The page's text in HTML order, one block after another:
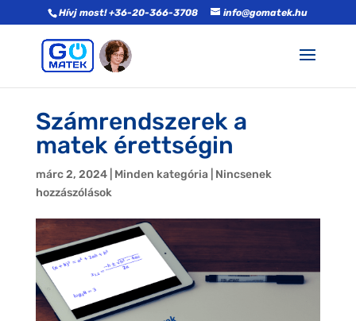
Hívj most! +36-20-366-3708 info@gomatek.hu
Számrendszerek a
matek érettségin
márc 2, 2024| Minden kategória
Nincsenek
hozzászólások